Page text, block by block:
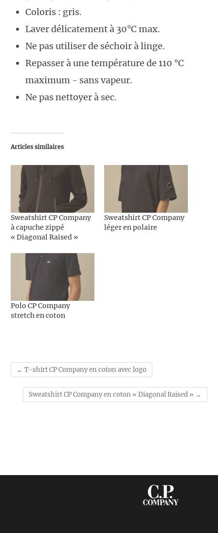
Coloris : gris.
Laver délicatement à 30°C max.
Ne pas utiliser de séchoir à linge.
Repasser à une température de 110 °C
maximum - sans vapeur.
Ne pas nettoyer à sec.
Articles similaires
Sweatshirt CP Company
à capuche zippé
« Diagonal Raised »
Sweatshirt CP Company
léger en polaire
Polo CP Company
stretch en coton
← T-shirt CP Company en coton avec logo
Sweatshirt CP Company en coton « Diagonal Raised » →